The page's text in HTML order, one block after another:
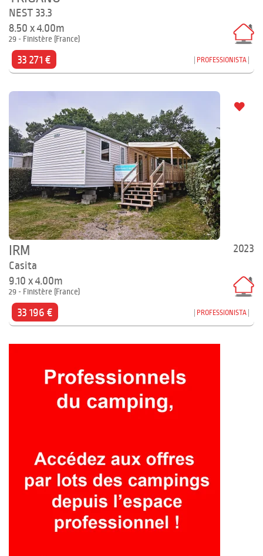
NEST 33.3
8.50 x 4.00m
29 - Finistère (France)
33 271 € PROFESSIONISTA
2023
IRM
Casita
9.10 x 4.00m
29 - Finistère (France)
33 196 € PROFESSIONISTA